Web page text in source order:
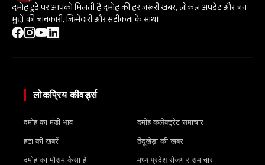
दमोह टुडे पर आपको मिलती हैं दमोह की हर जरूरी खबर, लोकल अपडेट और जन
मुद्दों की जानकारी, जिम्मेदारी और सटीकता के साथ।
लोकप्रिय कीवर्ड्स
दमोह का मंडी भाव
हटा की खबरें
दमोह का मौसम कैसा है
दमोह कलेक्ट्रेट समाचार
तेंदूखेड़ा की खबर
मध्य प्रदेश रोजगार समाचार